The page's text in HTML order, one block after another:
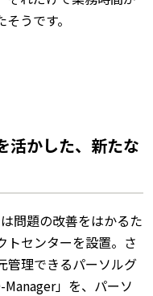
うです。
活かした、新たな
問題の改善をはかるた
トセンターを設置。さ
管理できるパーソルグ
」を、パーソ